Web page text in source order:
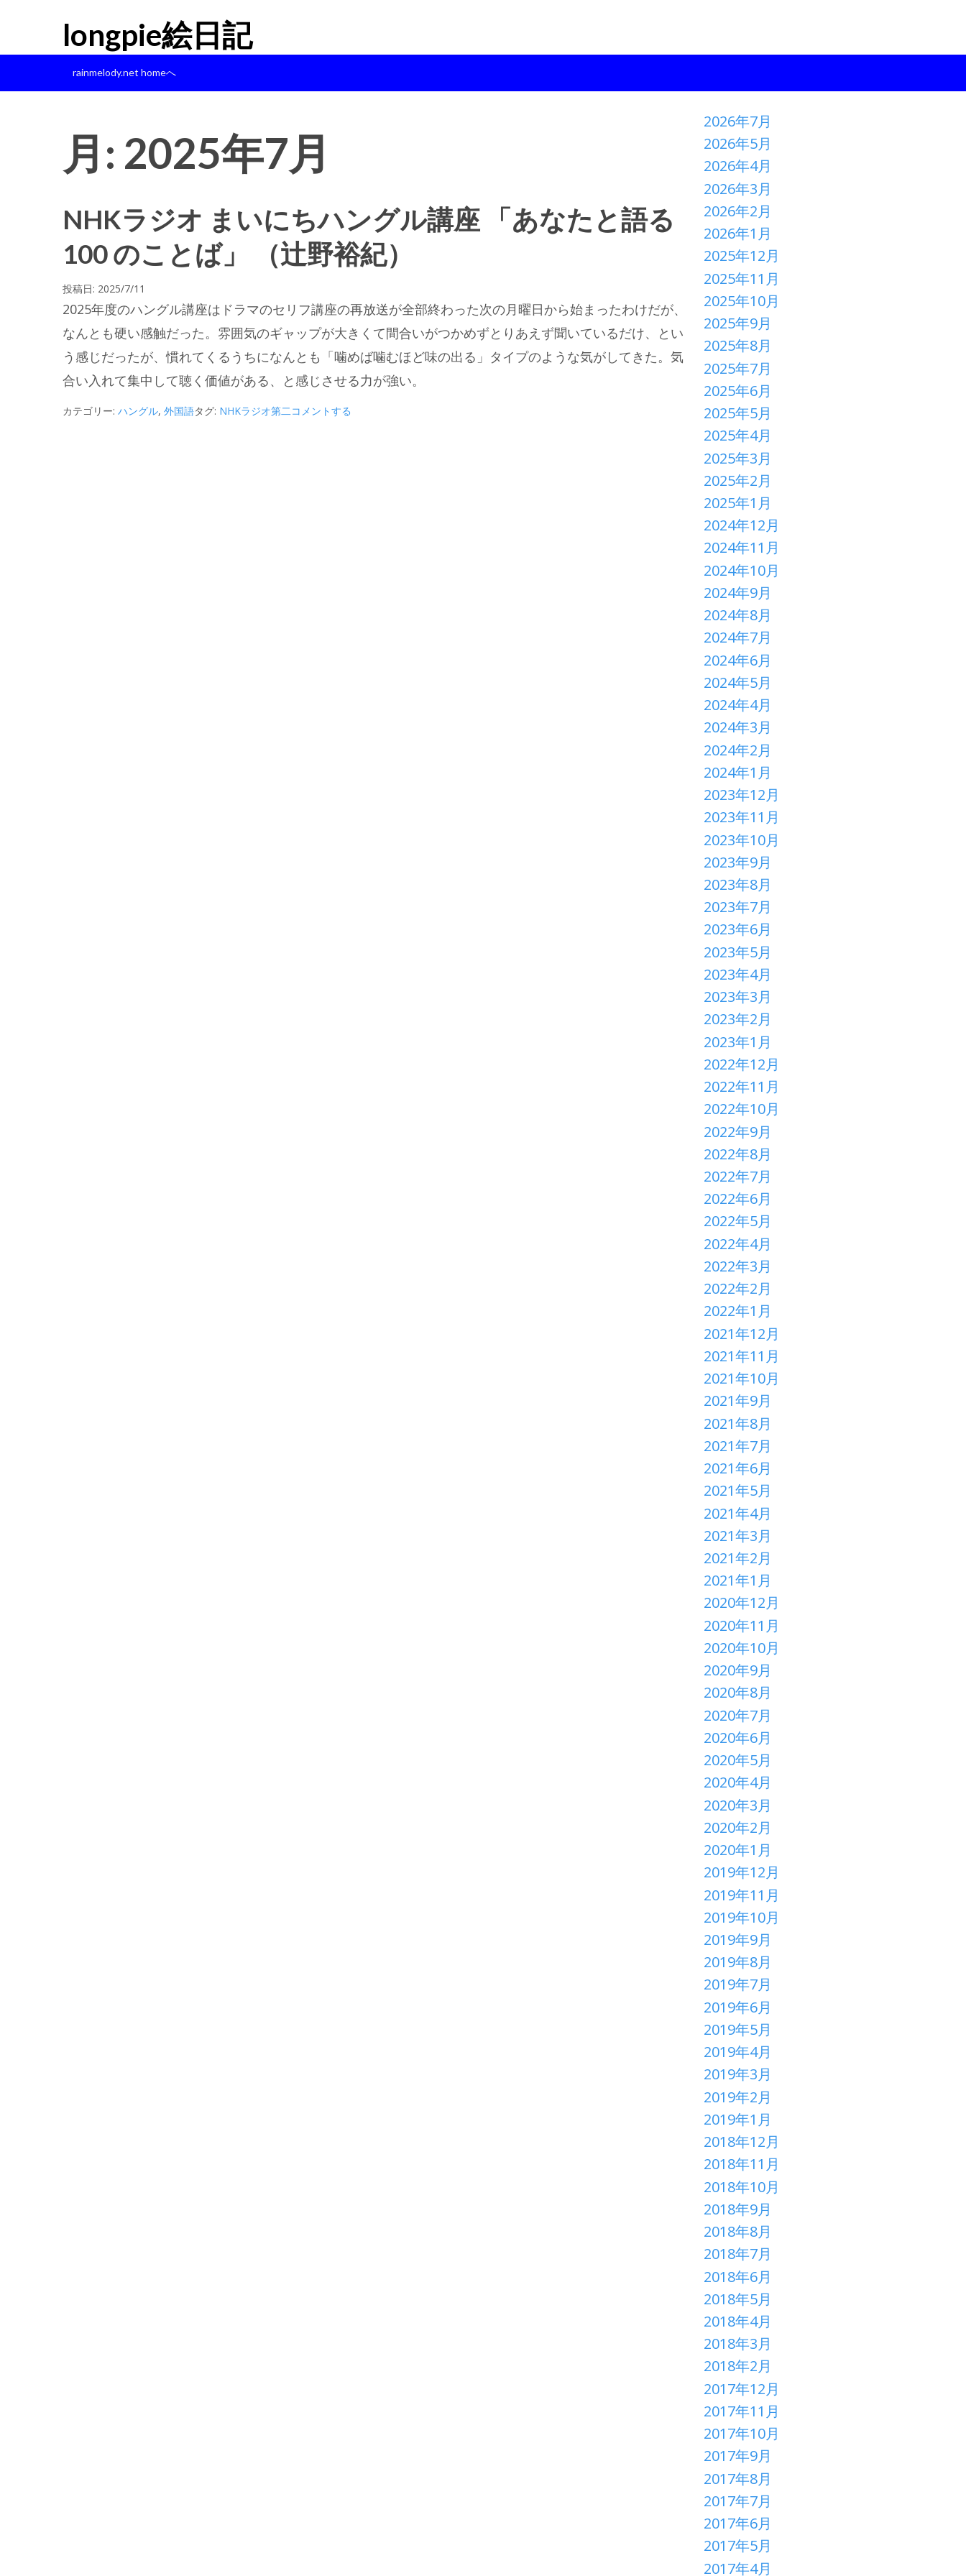
longpie絵日記
rainmelody.net homeへ
月: 2025年7月
NHKラジオ まいにちハングル講座 「あなたと語る
100 のことば」 （辻野裕紀）
投稿日: 2025/7/11
2025年度のハングル講座はドラマのセリフ講座の再放送が全部終わった次の月曜日から始まったわけだが、
なんとも硬い感触だった。雰囲気のギャップが大きくて間合いがつかめずとりあえず聞いているだけ、とい
う感じだったが、慣れてくるうちになんとも「噛めば噛むほど味の出る」タイプのような気がしてきた。気
合い入れて集中して聴く価値がある、と感じさせる力が強い。
カテゴリー: ハングル, 外国語タグ: NHKラジオ第二コメントする
2026年7月
2026年5月
2026年4月
2026年3月
2026年2月
2026年1月
2025年12月
2025年11月
2025年10月
2025年9月
2025年8月
2025年7月
2025年6月
2025年5月
2025年4月
2025年3月
2025年2月
2025年1月
2024年12月
2024年11月
2024年10月
2024年9月
2024年8月
2024年7月
2024年6月
2024年5月
2024年4月
2024年3月
2024年2月
2024年1月
2023年12月
2023年11月
2023年10月
2023年9月
2023年8月
2023年7月
2023年6月
2023年5月
2023年4月
2023年3月
2023年2月
2023年1月
2022年12月
2022年11月
2022年10月
2022年9月
2022年8月
2022年7月
2022年6月
2022年5月
2022年4月
2022年3月
2022年2月
2022年1月
2021年12月
2021年11月
2021年10月
2021年9月
2021年8月
2021年7月
2021年6月
2021年5月
2021年4月
2021年3月
2021年2月
2021年1月
2020年12月
2020年11月
2020年10月
2020年9月
2020年8月
2020年7月
2020年6月
2020年5月
2020年4月
2020年3月
2020年2月
2020年1月
2019年12月
2019年11月
2019年10月
2019年9月
2019年8月
2019年7月
2019年6月
2019年5月
2019年4月
2019年3月
2019年2月
2019年1月
2018年12月
2018年11月
2018年10月
2018年9月
2018年8月
2018年7月
2018年6月
2018年5月
2018年4月
2018年3月
2018年2月
2017年12月
2017年11月
2017年10月
2017年9月
2017年8月
2017年7月
2017年6月
2017年5月
2017年4月